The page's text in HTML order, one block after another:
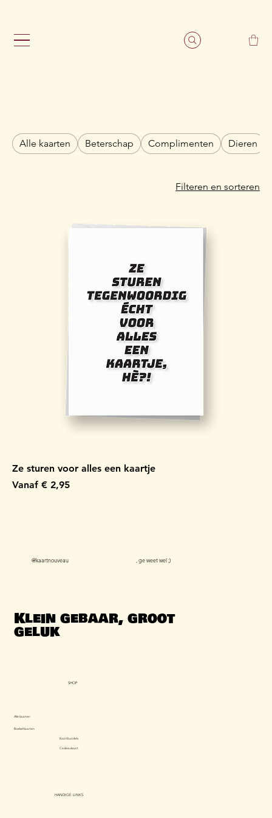
Alle kaarten Beterschap Complimenten Dieren
Filteren en sorteren
Ze sturen voor alles een kaartje
Vanaf € 2,95
Verkoopprijs
@kaartnouveau , ge weet wel ;)
Klein gebaar, groot
geluk
SHOP
Alle kaarten
Boeketkaarten
Kaartbundels
Cadeaukaart
HANDIGE LINKS